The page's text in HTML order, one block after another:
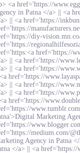
<a href='https://
in Patna </a> || <a
|| <a href='https://
diy-
<a href='https://
|| <a href='https://
|| <a href='https://
<a href='https://
|| <a href='https://
|| <a href='https://
<a href='https://
Marketing
medium.com/
Agency in Patna </
</a> || <a